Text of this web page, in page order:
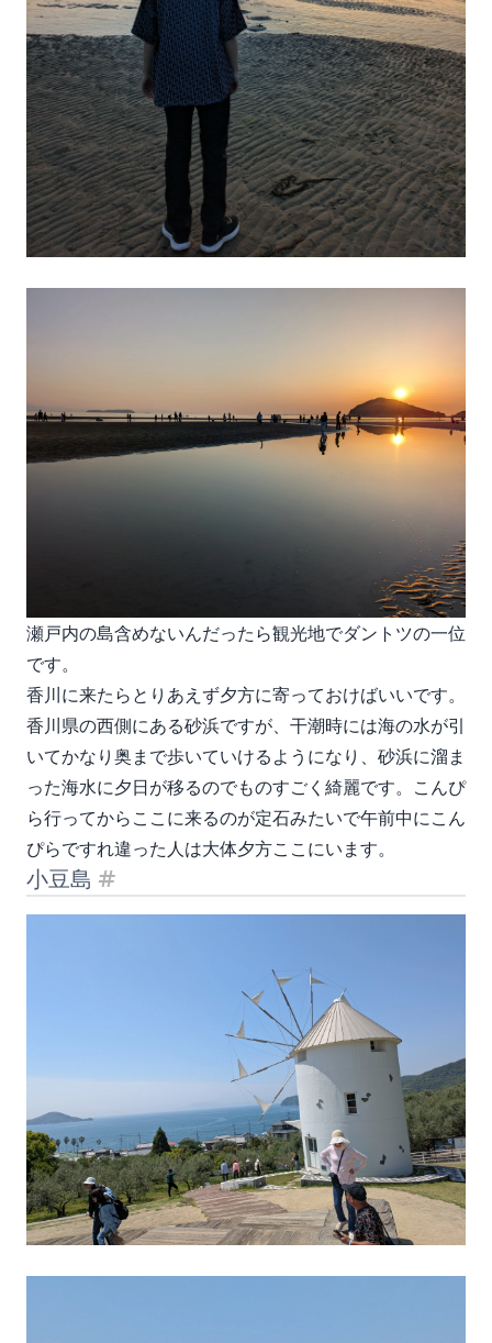
瀬戸内の島含めないんだったら観光地でダントツの一位
です。
香川に来たらとりあえず夕方に寄っておけばいいです。
香川県の西側にある砂浜ですが、干潮時には海の水が引
いてかなり奥まで歩いていけるようになり、砂浜に溜ま
った海水に夕日が移るのでものすごく綺麗です。こんぴ
ら行ってからここに来るのが定石みたいで午前中にこん
ぴらですれ違った人は大体夕方ここにいます。
小豆島
見出し「小豆島」